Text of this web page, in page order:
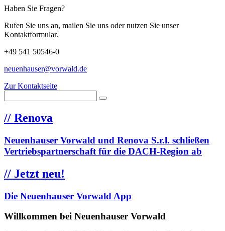
Haben Sie Fragen?
Rufen Sie uns an, mailen Sie uns oder nutzen Sie unser
Kontaktformular.
+49 541 50546-0
neuenhauser@vorwald.de
Zur Kontaktseite
// Renova
Neuenhauser Vorwald und Renova S.r.l. schließen
Vertriebspartnerschaft für die DACH-Region ab
// Jetzt neu!
Die Neuenhauser Vorwald App
Willkommen bei Neuenhauser Vorwald